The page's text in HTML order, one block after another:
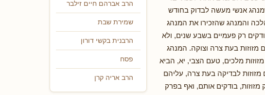
אנשי מעשה לבדוק בחודש
והמנהג שהזכירו את המנהג
רק פעמיים בשבע שנים, ולא
מזוזות בעת צרה וצוקה. המנהג
מלכים, טעם הצבי, יא, הביא
מזוזות לבדיקה בעת צרה, עליהם
מזוזות, בודקים אותם, ואף בפרק
הרב אברהם חיים זילבר
שמירת שבת
הרבנית בקשי דורון
פסח
הרב אריה קרן